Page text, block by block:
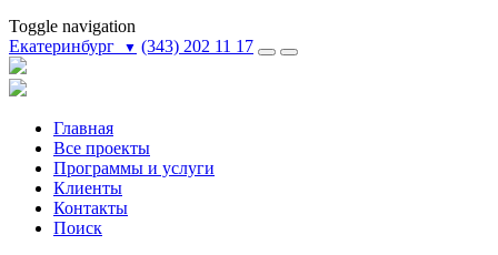
Toggle navigation
Екатеринбург
▼ (343) 202 11 17
Главная
Все проекты
Программы и услуги
Клиенты
Контакты
Поиск